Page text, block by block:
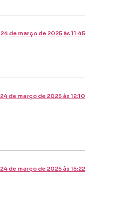
24 de março de 2025 às 11:45
24 de março de 2025 às 12:10
24 de março de 2025 às 15:22